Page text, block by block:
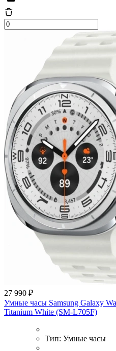
27 990 ₽
Умные часы Samsung Galaxy
Titanium White (SM-L705F)
Тип: Умные часы